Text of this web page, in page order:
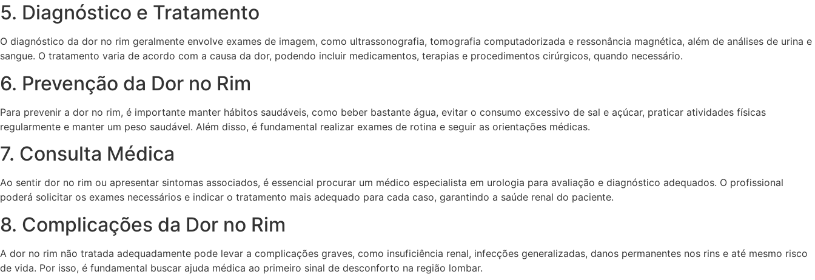
5. Diagnóstico e Tratamento
O diagnóstico da dor no rim geralmente envolve exames de imagem, como ultrassonografia, tomografia computadorizada e ressonância magnética, além de análises de urina e
sangue. O tratamento varia de acordo com a causa da dor, podendo incluir medicamentos, terapias e procedimentos cirúrgicos, quando necessário.
6. Prevenção da Dor no Rim
Para prevenir a dor no rim, é importante manter hábitos saudáveis, como beber bastante água, evitar o consumo excessivo de sal e açúcar, praticar atividades físicas
regularmente e manter um peso saudável. Além disso, é fundamental realizar exames de rotina e seguir as orientações médicas.
7. Consulta Médica
Ao sentir dor no rim ou apresentar sintomas associados, é essencial procurar um médico especialista em urologia para avaliação e diagnóstico adequados. O profissional
poderá solicitar os exames necessários e indicar o tratamento mais adequado para cada caso, garantindo a saúde renal do paciente.
8. Complicações da Dor no Rim
A dor no rim não tratada adequadamente pode levar a complicações graves, como insuficiência renal, infecções generalizadas, danos permanentes nos rins e até mesmo risco
de vida. Por isso, é fundamental buscar ajuda médica ao primeiro sinal de desconforto na região lombar.